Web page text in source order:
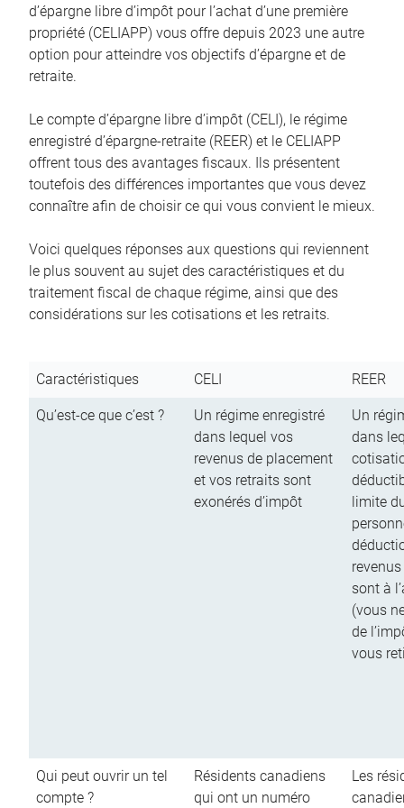
d’épargne libre d’impôt pour l’achat d’une première
propriété (CELIAPP) vous offre depuis 2023 une autre
option pour atteindre vos objectifs d’épargne et de
retraite.
Le compte d’épargne libre d’impôt (CELI), le régime
enregistré d’épargne-retraite (REER) et le CELIAPP
offrent tous des avantages fiscaux. Ils présentent
toutefois des différences importantes que vous devez
connaître afin de choisir ce qui vous convient le mieux.
Voici quelques réponses aux questions qui reviennent
le plus souvent au sujet des caractéristiques et du
traitement fiscal de chaque régime, ainsi que des
considérations sur les cotisations et les retraits.
Caractéristiques CELI REER
Qu’est-ce que c’est ?
Un régime enregistré
dans lequel vos
revenus de placement
et vos retraits sont
exonérés d’impôt
Un
dans
limite
sont à
(vous
de
vous
Qui peut ouvrir un tel
compte ?
Résidents canadiens
qui ont un numéro
Les